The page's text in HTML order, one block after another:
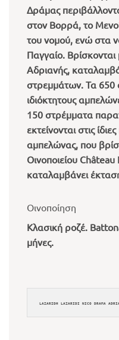
Δράμας
στον Βορρά, το
του νομού, ενώ στα
Παγγαίο.
Αδριανής,
στρεμμάτων. Τα 650
ιδιόκτητους
150 στρέμματα
εκτείνονται στις
αμπελώνας, που
Οινοποιείου
καταλαμβάνει
Οινοποίηση
Κλασική ροζέ.
μήνες.
LAZARIDH LAZARIDI NICO DRAMA